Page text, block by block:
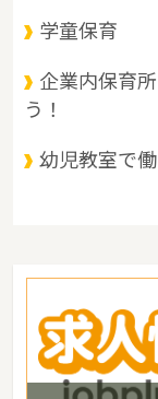
接。南は瀬戸内海
部は、中国山地と
に大きく分けられ
学童保育
企業内保育
う！
幼児教室で